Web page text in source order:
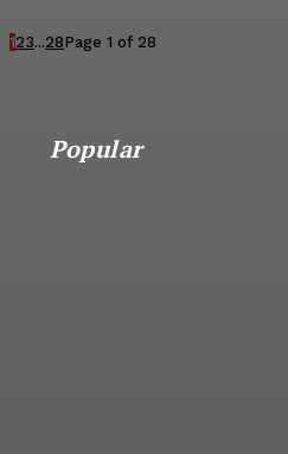
123...28Page 1 of 28
Popular